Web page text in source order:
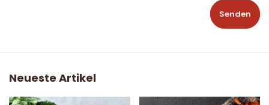
Senden
Neueste Artikel